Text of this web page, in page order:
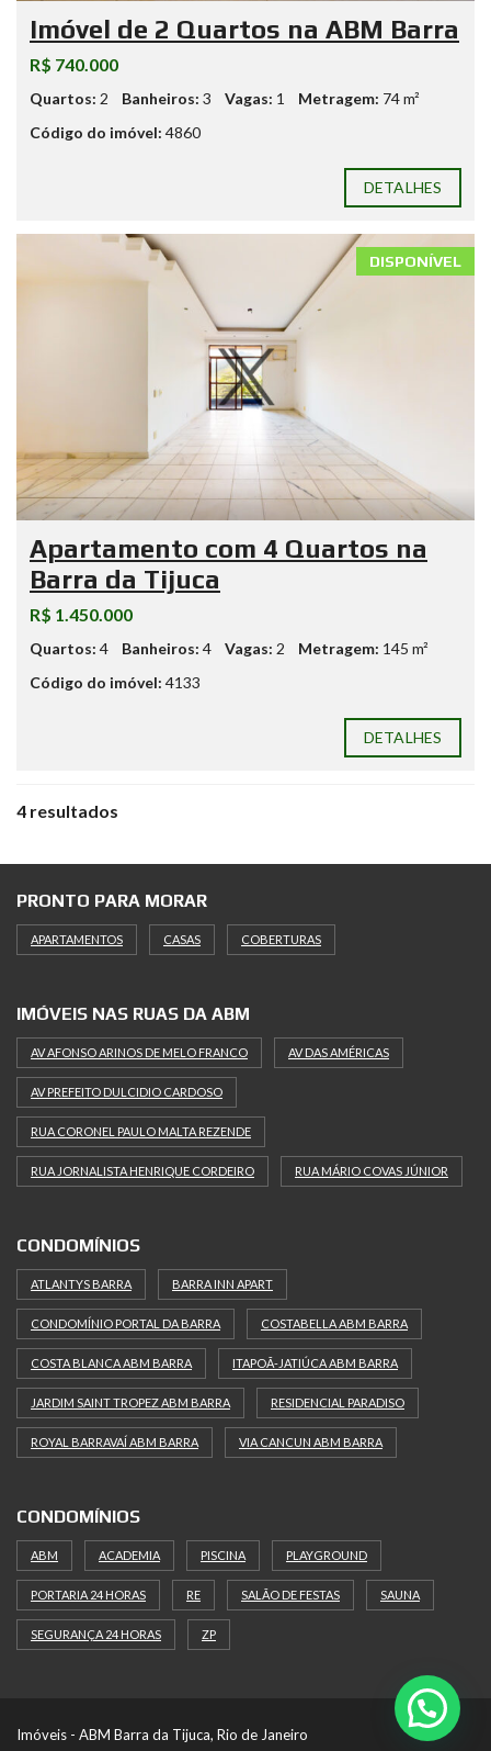
Imóvel de 2 Quartos na ABM Barra
R$ 740.000
Quartos: 2 Banheiros: 3 Vagas: 1 Metragem: 74 m²
Código do imóvel: 4860
DETALHES
DISPONÍVEL
Apartamento com 4 Quartos na
Barra da Tijuca
R$ 1.450.000
Quartos: 4 Banheiros: 4 Vagas: 2 Metragem: 145 m²
Código do imóvel: 4133
DETALHES
4 resultados
PRONTO PARA MORAR
APARTAMENTOS CASAS COBERTURAS
IMÓVEIS NAS RUAS DA ABM
AV AFONSO ARINOS DE MELO FRANCO AV DAS AMÉRICAS
AV PREFEITO DULCIDIO CARDOSO
RUA CORONEL PAULO MALTA REZENDE
RUA JORNALISTA HENRIQUE CORDEIRO RUA MÁRIO COVAS JÚNIOR
CONDOMÍNIOS
ATLANTYS BARRA BARRA INN APART
CONDOMÍNIO PORTAL DA BARRA COSTABELLA ABM BARRA
COSTA BLANCA ABM BARRA ITAPOÃ-JATIÚCA ABM BARRA
JARDIM SAINT TROPEZ ABM BARRA RESIDENCIAL PARADISO
ROYAL BARRAVAÍ ABM BARRA VIA CANCUN ABM BARRA
CONDOMÍNIOS
ABM ACADEMIA PISCINA PLAYGROUND
PORTARIA 24 HORAS RE SALÃO DE FESTAS SAUNA
SEGURANÇA 24 HORAS ZP
Imóveis - ABM Barra da Tijuca, Rio de Janeiro